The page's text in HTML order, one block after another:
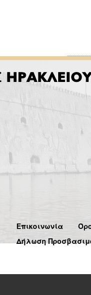
Επικοινωνία
Δήλωση